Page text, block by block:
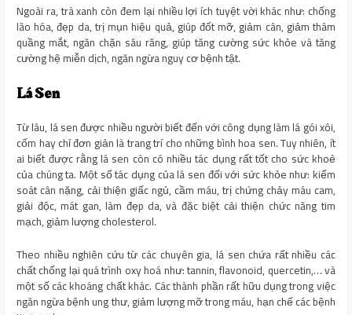
Ngoài ra, trà xanh còn đem lại nhiều lợi ích tuyệt vời khác như: chống
lão hóa, đẹp da, trị mụn hiệu quả, giúp đốt mỡ, giảm cân, giảm thâm
quầng mắt, ngăn chặn sâu răng, giúp tăng cường sức khỏe và tăng
cường hệ miễn dịch, ngăn ngừa nguy cơ bệnh tật.
Lá Sen
Từ lâu, lá sen được nhiều người biết đến với công dụng làm lá gói xôi,
cốm hay chỉ đơn giản là trang trí cho những bình hoa sen. Tuy nhiên, ít
ai biết được rằng lá sen còn có nhiều tác dụng rất tốt cho sức khoẻ
của chúng ta. Một số tác dụng của lá sen đối với sức khỏe như: kiểm
soát cân nặng, cải thiện giấc ngủ, cầm máu, trị chứng chảy máu cam,
giải độc, mát gan, làm đẹp da, và đặc biệt cải thiện chức năng tim
mạch, giảm lượng cholesterol.
Theo nhiều nghiên cứu từ các chuyên gia, lá sen chứa rất nhiều các
chất chống lại quá trình oxy hoá như: tannin, flavonoid, quercetin,… và
một số các khoáng chất khác. Các thành phần rất hữu dụng trong việc
ngăn ngừa bệnh ung thư, giảm lượng mỡ trong máu, hạn chế các bệnh